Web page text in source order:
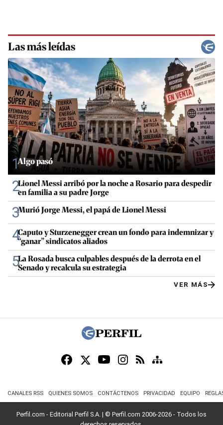
Las más leídas
1Algo pasó
2Lionel Messi arribó por la noche a Rosario para despedir
en familia a su padre Jorge
3Murió Jorge Messi, el papá de Lionel Messi
4Caputo y Sturzenegger crean un fondo para indemnizar y
“ganar” sindicatos aliados
5La Rosada busca culpables después de la derrota en el
Senado y recalcula su estrategia
VER MÁS
CANALES RSS QUIENES SOMOS CONTÁCTENOS PRIVACIDAD EQUIPO
Perfil.com - Editorial Perfil S.A. | © Perfil.com 2006-2026 - Todos los